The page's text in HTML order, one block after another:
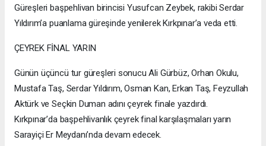
Güreşleri başpehlivan birincisi Yusufcan Zeybek, rakibi Serdar
Yıldırım’a puanlama güreşinde yenilerek Kırkpınar’a veda etti.
ÇEYREK FİNAL YARIN
Günün üçüncü tur güreşleri sonucu Ali Gürbüz, Orhan Okulu,
Mustafa Taş, Serdar Yıldırım, Osman Kan, Erkan Taş, Feyzullah
Aktürk ve Seçkin Duman adını çeyrek finale yazdırdı.
Kırkpınar’da başpehlivanlık çeyrek final karşılaşmaları yarın
Sarayiçi Er Meydanı’nda devam edecek.